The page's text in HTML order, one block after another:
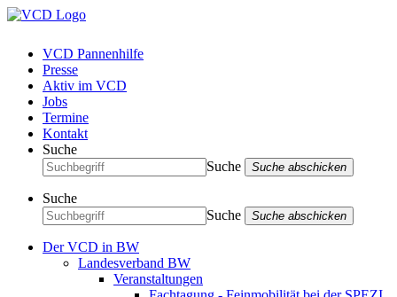
VCD Pannenhilfe
Presse
Aktiv im VCD
Jobs
Termine
Kontakt
Suche
Suche
Suche abschicken
Suche
Suche
Suche abschicken
Der VCD in BW
Landesverband BW
Veranstaltungen